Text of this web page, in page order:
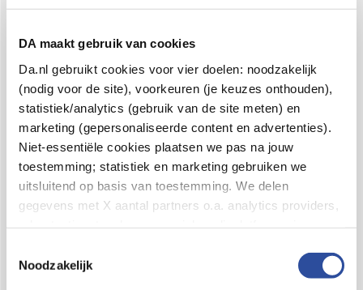
DA maakt gebruik van cookies
Da.nl gebruikt cookies voor vier doelen: noodzakelijk
(nodig voor de site), voorkeuren (je keuzes onthouden),
statistiek/analytics (gebruik van de site meten) en
marketing (gepersonaliseerde content en advertenties).
Niet-essentiële cookies plaatsen we pas na jouw
toestemming; statistiek en marketing gebruiken we
uitsluitend op basis van toestemming. We delen
gegevens met X aantal partners o.a. analytics providers,
en de bewaartermijnen per categorie. Je kunt je keuze op
Noodzakelijk
8.6 uit4.106 reviews
Over DA
Klantenservice
Assortiment
VolgDAop: